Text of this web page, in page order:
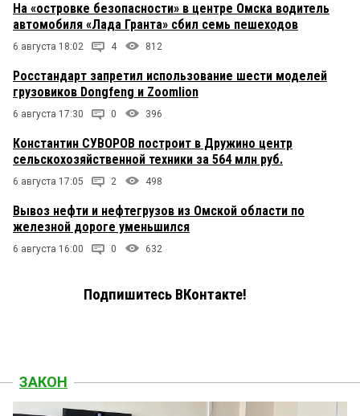
На «островке безопасности» в центре Омска водитель
автомобиля «Лада Гранта» сбил семь пешеходов
6 августа 18:02 4 812
Росстандарт запретил использование шести моделей
грузовиков Dongfeng и Zoomlion
6 августа 17:30 0 396
Константин СУВОРОВ построит в Дружино центр
сельскохозяйственной техники за 564 млн руб.
6 августа 17:05 2 498
Вывоз нефти и нефтегрузов из Омской области по
железной дороге уменьшился
6 августа 16:00 0 632
Подпишитесь ВКонтакте!
ЗАКОН